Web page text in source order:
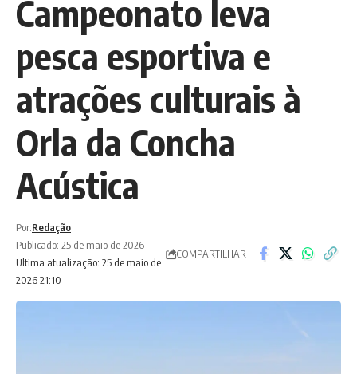
Campeonato leva
pesca esportiva e
atrações culturais à
Orla da Concha
Acústica
Ultima atualização: 25 de maio de
2026 21:10
Por:Redação
Publicado: 25 de maio de 2026
COMPARTILHAR